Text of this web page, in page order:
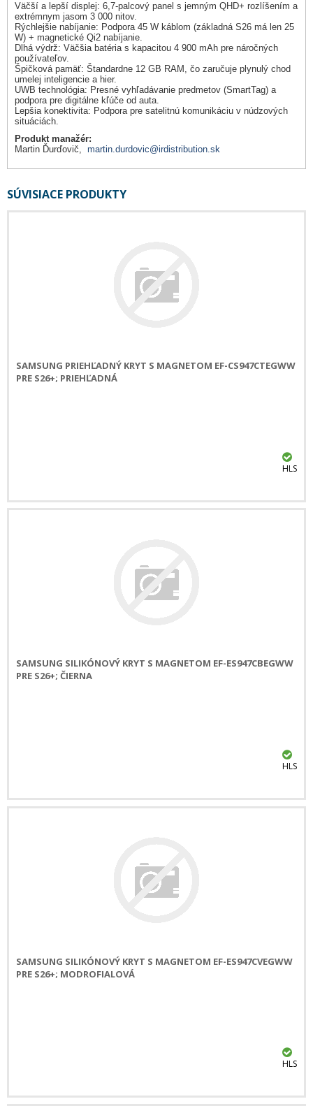
Väčší a lepší displej: 6,7-palcový panel s jemným QHD+ rozlíšením a
extrémnym jasom 3 000 nitov.
Rýchlejšie nabíjanie: Podpora 45 W káblom (základná S26 má len 25
W) + magnetické Qi2 nabíjanie.
Dlhá výdrž: Väčšia batéria s kapacitou 4 900 mAh pre náročných
používateľov.
Špičková pamäť: Štandardne 12 GB RAM, čo zaručuje plynulý chod
umelej inteligencie a hier.
UWB technológia: Presné vyhľadávanie predmetov (SmartTag) a
podpora pre digitálne kľúče od auta.
Lepšia konektivita: Podpora pre satelitnú komunikáciu v núdzových
situáciách.
Produkt manažér:
Martin Ďurďovič, martin.durdovic@irdistribution.sk
SÚVISIACE PRODUKTY
SAMSUNG PRIEHĽADNÝ KRYT S MAGNETOM EF-CS947CTEGWW
PRE S26+; PRIEHĽADNÁ
HLS
SAMSUNG SILIKÓNOVÝ KRYT S MAGNETOM EF-ES947CBEGWW
PRE S26+; ČIERNA
HLS
SAMSUNG SILIKÓNOVÝ KRYT S MAGNETOM EF-ES947CVEGWW
PRE S26+; MODROFIALOVÁ
HLS